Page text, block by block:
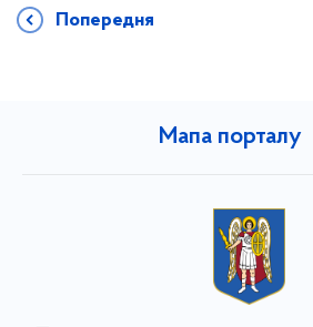
Попередня
Мапа порталу